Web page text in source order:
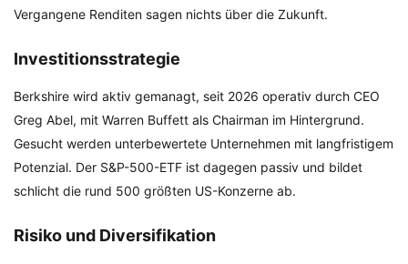
Vergangene Renditen sagen nichts über die Zukunft.
Investitionsstrategie
Berkshire wird aktiv gemanagt, seit 2026 operativ durch CEO
Greg Abel, mit Warren Buffett als Chairman im Hintergrund.
Gesucht werden unterbewertete Unternehmen mit langfristigem
Potenzial. Der S&P-500-ETF ist dagegen passiv und bildet
schlicht die rund 500 größten US-Konzerne ab.
Risiko und Diversifikation